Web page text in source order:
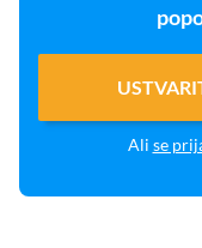
Ali se